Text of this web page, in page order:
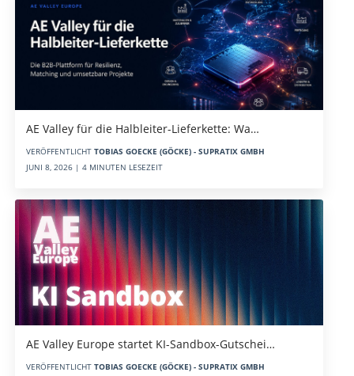
AE Valley für die Halbleiter-Lieferkette: Wa…
VERÖFFENTLICHT TOBIAS GOECKE (GÖCKE) - SUPRATIX GMBH
JUNI 8, 2026 | 4 MINUTEN LESEZEIT
AE Valley Europe startet KI-Sandbox-Gutschei…
VERÖFFENTLICHT TOBIAS GOECKE (GÖCKE) - SUPRATIX GMBH